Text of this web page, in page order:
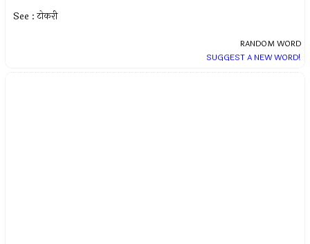
See : टोकरी
RANDOM WORD
SUGGEST A NEW WORD!